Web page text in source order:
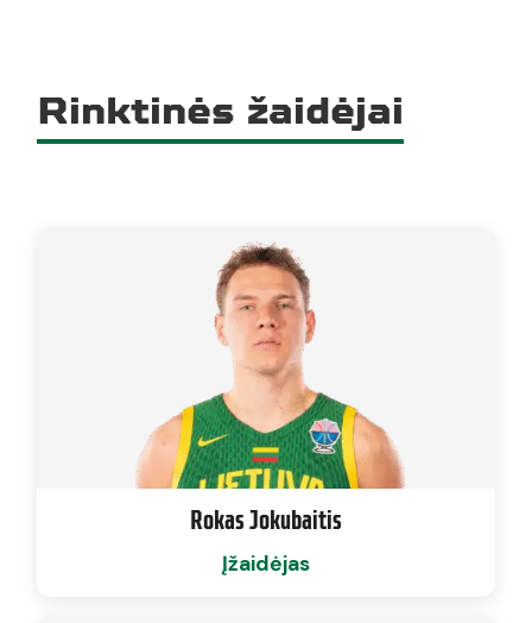
Rinktinės žaidėjai
Rokas Jokubaitis
Įžaidėjas